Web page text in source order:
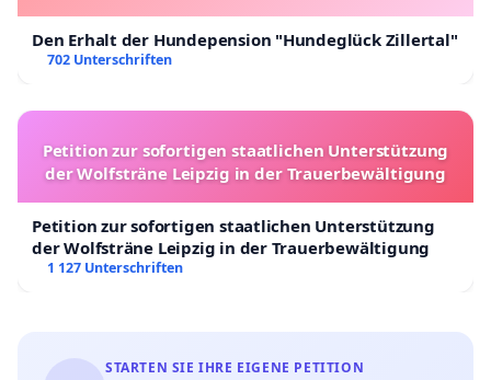
Den Erhalt der Hundepension "Hundeglück Zillertal"
702 Unterschriften
Petition zur sofortigen staatlichen Unterstützung
der Wolfsträne Leipzig in der Trauerbewältigung
Petition zur sofortigen staatlichen Unterstützung
der Wolfsträne Leipzig in der Trauerbewältigung
1 127 Unterschriften
STARTEN SIE IHRE EIGENE PETITION